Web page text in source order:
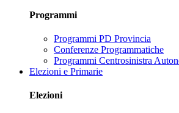
Programmi
Programmi PD Provincia
Conferenze Programmatiche
Programmi Centrosinistra
Elezioni e Primarie
Elezioni